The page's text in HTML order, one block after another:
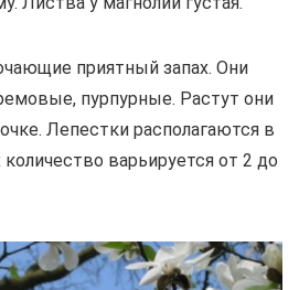
приятный запах. Они
пурпурные. Растут они
Лепестки располагаются в
варьируется от 2 до